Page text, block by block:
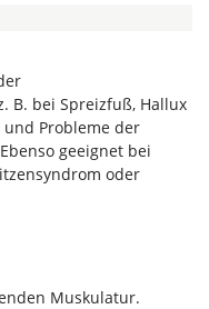
B. bei Spreizfuß, Hallux
und Probleme der
geeignet bei
oder
Muskulatur.